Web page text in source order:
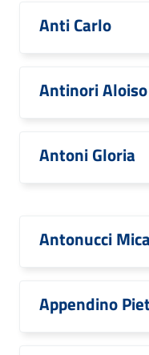
Anti Carlo
Antinori Aloiso
Antoni Gloria
Antonucci
Appendino